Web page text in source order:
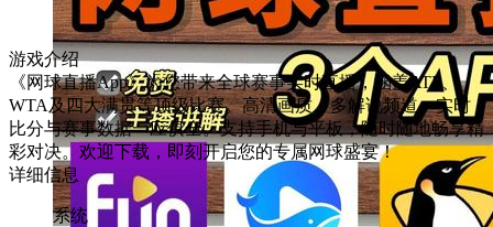
游戏介绍
《网球直播App》为您带来全球赛事实时直播，涵盖ATP、
WTA及四大满贯等顶级比赛。高清画质、多解说频道、实时
比分与赛事数据一应俱全。支持手机与平板，随时随地畅享精
彩对决。欢迎下载，即刻开启您的专属网球盛宴！
详细信息
系统